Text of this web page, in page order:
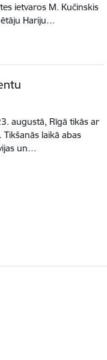
ietvaros M. Kučinskis
Hariju…
augustā, Rīgā tikās ar
laikā abas
un…